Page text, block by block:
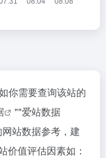
你需要查询该站的
""爱站数据
站数据参考，建
价值评估因素如：